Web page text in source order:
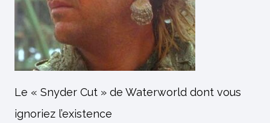
Le « Snyder Cut » de Waterworld dont vous
ignoriez l’existence